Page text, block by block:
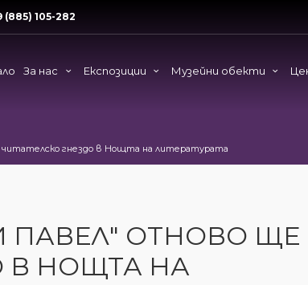
(885) 105-282
За нас Експозиции Музейни обекти
гнездо в Нощта на литературата
ПАВЕЛ" ОТНОВО ЩЕ
В НОЩТА НА